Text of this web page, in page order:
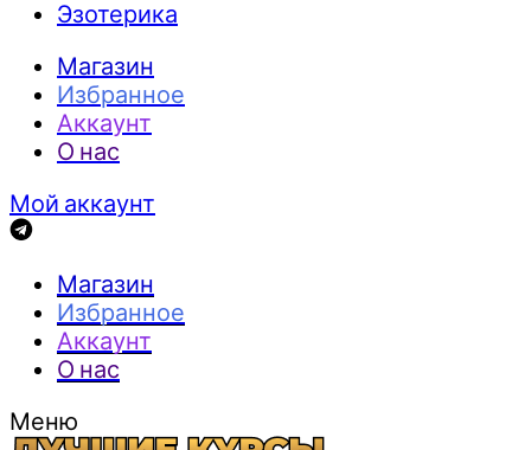
Эзотерика
Магазин
Избранное
Аккаунт
О нас
Мой аккаунт
Магазин
Избранное
Аккаунт
О нас
Меню